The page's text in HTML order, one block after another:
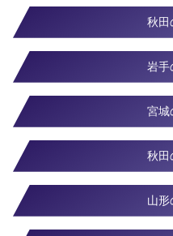
秋田
岩手
宮城
秋田
山形